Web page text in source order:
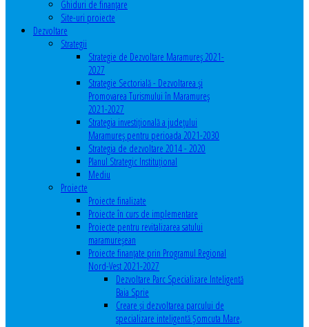
Ghiduri de finanţare
Site-uri proiecte
Dezvoltare
Strategii
Strategie de Dezvoltare Maramureș 2021-
2027
Strategie Sectorială - Dezvoltarea și
Promovarea Turismului în Maramureș
2021-2027
Strategia investiţională a județului
Maramureș pentru perioada 2021-2030
Strategia de dezvoltare 2014 - 2020
Planul Strategic Instituţional
Mediu
Proiecte
Proiecte finalizate
Proiecte în curs de implementare
Proiecte pentru revitalizarea satului
maramureşean
Proiecte finanțate prin Programul Regional
Nord-Vest 2021-2027
Dezvoltare Parc Specializare Inteligentă
Baia Sprie
Creare și dezvoltarea parcului de
specializare inteligentă Șomcuta Mare,